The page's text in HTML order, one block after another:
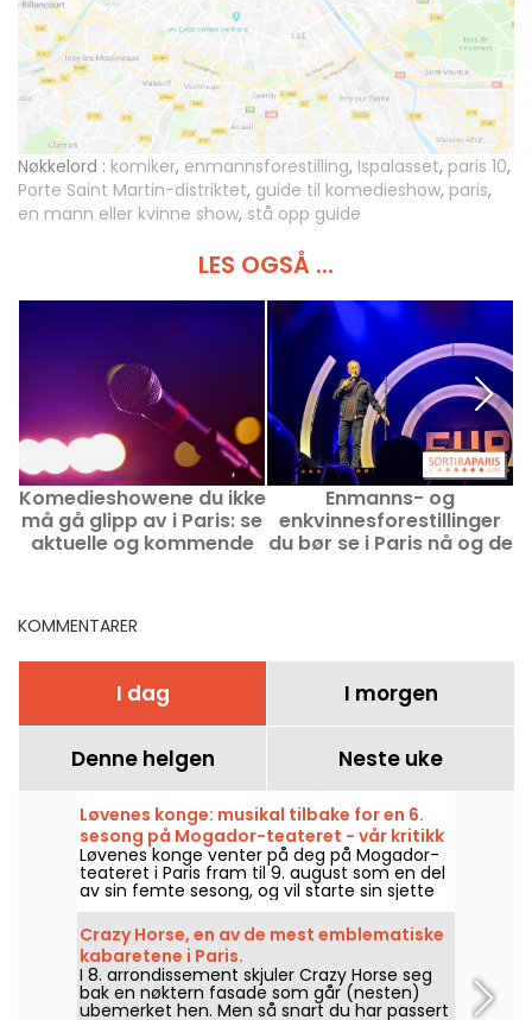
Nøkkelord : komiker, enmannsforestilling, Ispalasset, paris 10,
Porte Saint Martin-distriktet, guide til komedieshow, paris,
en mann eller kvinne show, stå opp guide
LES OGSÅ ...
Komedieshowene du ikke
må gå glipp av i Paris: se
aktuelle og kommende
Enmanns- og
enkvinnesforestillinger
du bør se i Paris nå og de
KOMMENTARER
I dag I morgen
Denne helgen Neste uke
Løvenes konge: musikal tilbake for en 6.
sesong på Mogador-teateret - vår kritikk
Løvenes konge venter på deg på Mogador-
teateret i Paris fram til 9. august som en del
av sin femte sesong, og vil starte sin sjette
sesong allerede i september 2026, mer enn
ti år etter siste forestilling i denne parisiske
salen. Vi har sett det, her er alt du trenger å
vite!
Crazy Horse, en av de mest emblematiske
kabaretene i Paris.
I 8. arrondissement skjuler Crazy Horse seg
bak en nøktern fasade som går (nesten)
ubemerket hen. Men så snart du har passert